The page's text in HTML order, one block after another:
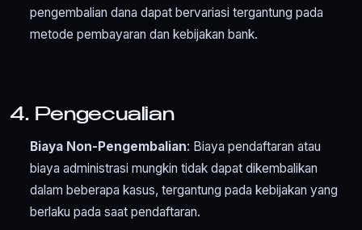
pengembalian dana dapat bervariasi tergantung pada
metode pembayaran dan kebijakan bank.
4. Pengecualian
Biaya Non-Pengembalian: Biaya pendaftaran atau
biaya administrasi mungkin tidak dapat dikembalikan
dalam beberapa kasus, tergantung pada kebijakan yang
berlaku pada saat pendaftaran.